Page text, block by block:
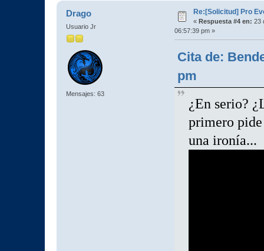
Drago
Usuario Jr
Mensajes: 63
Re:[Solicitud] Pro
« Respuesta #4 en: 23
06:57:39 pm »
Cita de:
pm
¿En serio?
primero
una ironía...